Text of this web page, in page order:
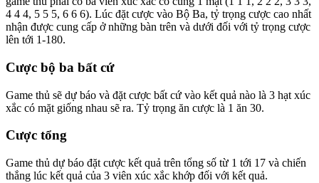
4 4 4, 5 5 5, 6 6 6). Lúc đặt cược vào Bộ Ba, tỷ trọng cược cao nhất
nhận được cung cấp ở những bàn trên và dưới đối với tỷ trọng cược
lên tới 1-180.
Cược bộ ba bất cứ
Game thủ sẽ dự báo và đặt cược bất cứ vào kết quả nào là 3 hạt xúc
xắc có mặt giống nhau sẽ ra. Tỷ trọng ăn cược là 1 ăn 30.
Cược tổng
Game thủ dự báo đặt cược kết quả trên tổng số từ 1 tới 17 và chiến
thắng lúc kết quả của 3 viên xúc xắc khớp đối với kết quả.